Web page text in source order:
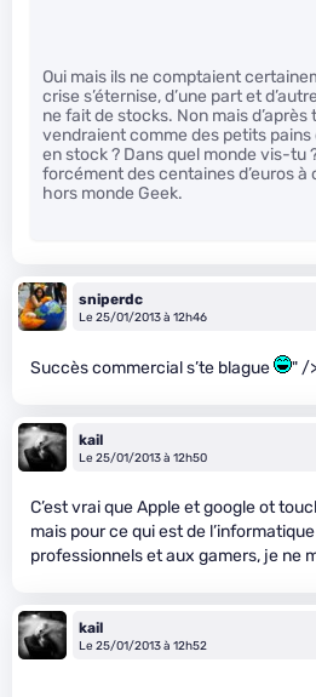
Oui mais ils ne comptaient
crise s’éternise, d’une part et
ne fait de stocks. Non mais d’après
vendraient comme des petits pains
en stock ? Dans quel monde vis-tu
forcément des centaines d’euros à
hors monde Geek.
sniperdc
Le 25/01/2013 à 12h46
Succès commercial s’te blague " /
kail
Le 25/01/2013 à 12h50
C’est vrai que Apple et google ot
mais pour ce qui est de
professionnels et aux gamers, je ne
kail
Le 25/01/2013 à 12h52